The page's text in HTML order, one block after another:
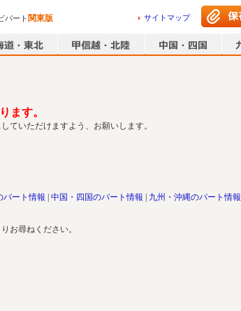
パート 関東版 サイトマップ
ます。
ていただけますよう、お願いします。
パート情報 中国・四国のパート情報 九州・沖縄のパート情報
りお尋ねください。